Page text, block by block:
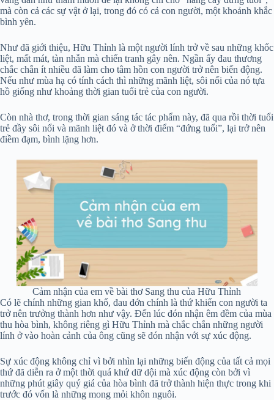
mà còn cả các sự vật ở lại, trong đó có cả con người, một khoảnh khắc
bình yên.
Như đã giới thiệu, Hữu Thỉnh là một người lính trở về sau những khốc
liệt, mất mát, tàn nhẫn mà chiến tranh gây nên. Ngần ấy đau thương
chắc chắn ít nhiều đã làm cho tâm hồn con người trở nên biến động.
Nếu như mùa hạ có tính cách thì những mãnh liệt, sôi nổi của nó tựa
hồ giống như khoảng thời gian tuổi trẻ của con người.
Còn nhà thơ, trong thời gian sáng tác tác phẩm này, đã qua rồi thời tuổi
trẻ đầy sôi nổi và mãnh liệt đó và ở thời điểm “đứng tuổi”, lại trở nên
điềm đạm, bình lặng hơn.
Cảm nhận của em về bài thơ Sang thu của Hữu Thỉnh
Có lẽ chính những gian khổ, đau đớn chính là thứ khiến con người ta
trở nên trưởng thành hơn như vậy. Đến lúc đón nhận êm đềm của mùa
thu hòa bình, không riêng gì Hữu Thỉnh mà chắc chắn những người
lính ở vào hoàn cảnh của ông cũng sẽ đón nhận với sự xúc động.
Sự xúc động không chỉ vì bởi nhìn lại những biến động của tất cả mọi
thứ đã diễn ra ở một thời quá khứ dữ dội mà xúc động còn bởi vì
những phút giây quý giá của hòa bình đã trở thành hiện thực trong khi
trước đó vốn là những mong mỏi khôn nguôi.